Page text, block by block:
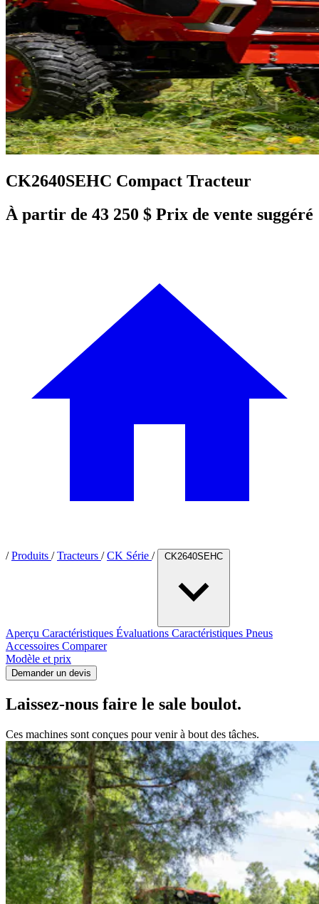
CK2640SEHC Compact Tracteur
À partir de 43 250 $ Prix de vente suggéré
/ Produits / Tracteurs / CK Série / CK2640SEHC
Aperçu Caractéristiques Évaluations Caractéristiques Pneus
Accessoires Comparer
Modèle et prix
Demander un devis
Laissez-nous faire le sale boulot.
Ces machines sont conçues pour venir à bout des tâches.